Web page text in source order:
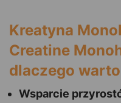
Kreatyna
Creatine
dlaczego
Wsparcie